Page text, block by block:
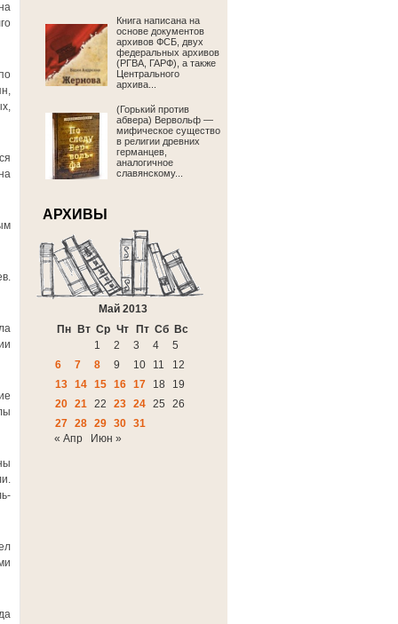
Книга написана на
основе документов
архивов ФСБ, двух
федеральных архивов
(РГВА, ГАРФ), а также
Центрального
архива...
(Горький против
абвера) Вервольф —
мифическое существо
в религии древних
германцев,
аналогичное
славянскому...
АРХИВЫ
Май 2013
Пн
Вт Ср Чт Пт Сб Вс
1
2 3 4
5
6
7 8 9 10 11
12
13 14 15 16 17 18
19
20 21 22 23 24 25
26
27 28 29 30 31
« Апр
Июн »